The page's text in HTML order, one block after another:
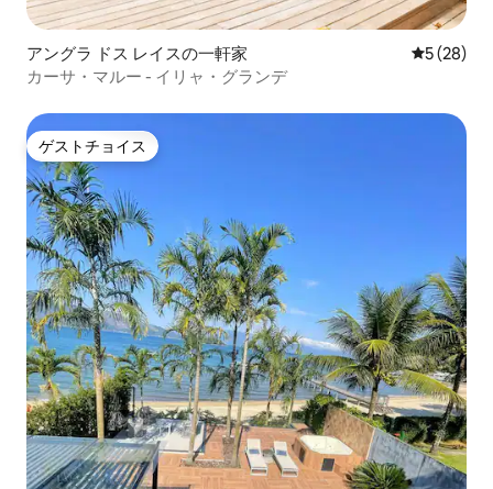
アングラ ドス レイスの一軒家 レビュー
5 (28)
カーサ・マルー - イリャ・グランデ
ゲストチョイス
ゲストチョイス